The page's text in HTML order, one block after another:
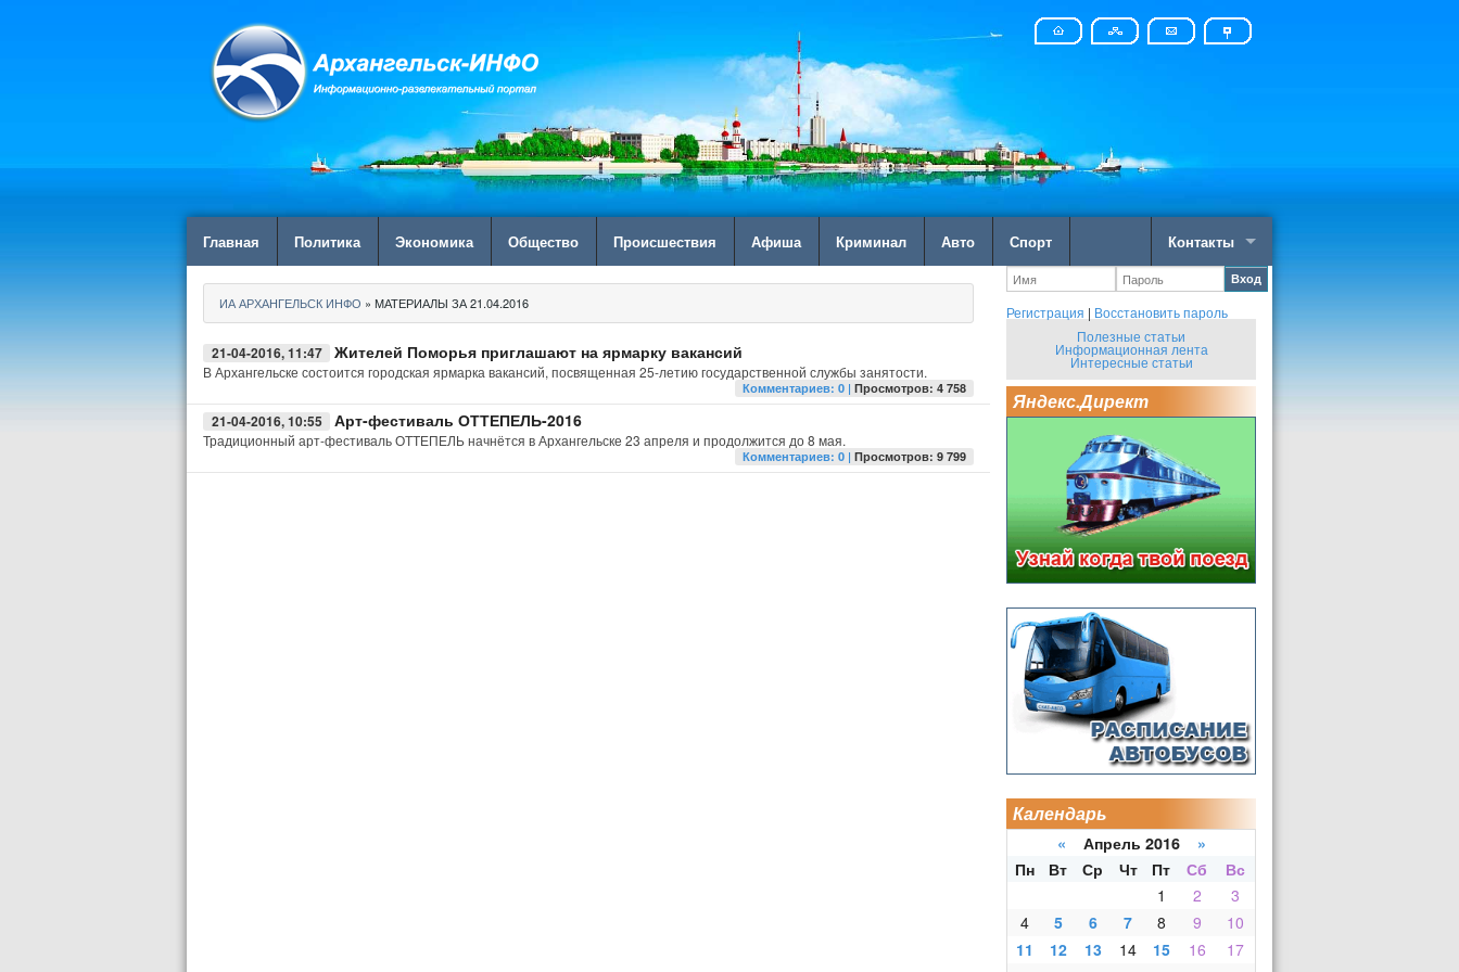
Главная Политика Экономика Общество Происшествия Афиша Криминал Авто Спорт Контакты
ИА АРХАНГЕЛЬСК ИНФО » МАТЕРИАЛЫ ЗА 21.04.2016
21-04-2016, 11:47 Жителей Поморья приглашают на ярмарку вакансий
В Архангельске состоится городская ярмарка вакансий, посвященная 25-летию государственной службы занятости.
Комментариев: 0 |Просмотров: 4 758
21-04-2016, 10:55 Арт-фестиваль ОТТЕПЕЛЬ-2016
Традиционный арт-фестиваль ОТТЕПЕЛЬ начнётся в Архангельске 23 апреля и продолжится до 8 мая.
Комментариев: 0 |Просмотров: 9 799
Вход
Регистрация | Восстановить пароль
Полезные статьи
Информационная лента
Интересные статьи
Яндекс.Директ
Календарь
« Апрель 2016 »
Пн
Вт Ср Чт Пт Сб
Вс
1
2
3
4
5 6 7 8 9
10
11
12 13 14 15 16
17